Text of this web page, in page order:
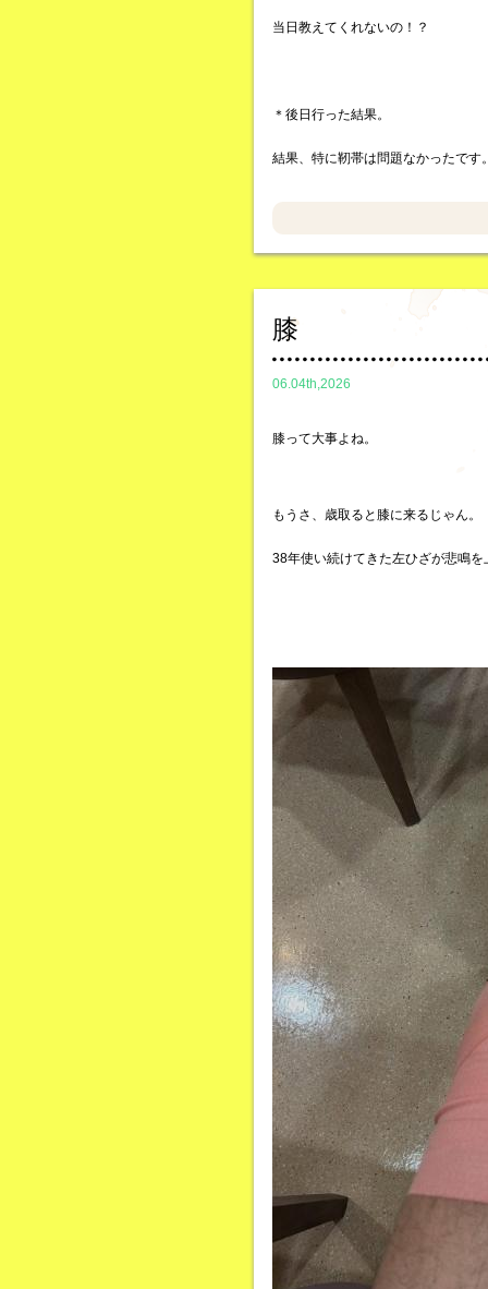
当日教えてくれないの！？
＊後日行った結果。
結果、特に靭帯は問題なかったです
膝
06.04th,2026
膝って大事よね。
もうさ、歳取ると膝に来るじゃん。
38年使い続けてきた左ひざが悲鳴を